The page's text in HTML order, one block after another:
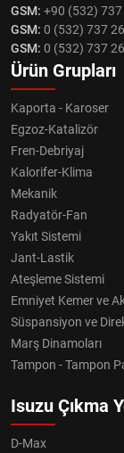
GSM: +90 (532) 737
GSM: 0 (532) 737
GSM: 0 (532) 737
Ürün Grupları
Kaporta - Karoser
Egzoz-Katalizör
Fren-Debriyaj
Kalorifer-Klima
Mekanik
Radyatör-Fan
Yakıt Sistemi
Jant-Lastik
Ateşleme Sistemi
Emniyet Kemer ve
Süspansiyon ve
Marş Dinamoları
Tampon - Tampon
Isuzu Çıkma
D-Max